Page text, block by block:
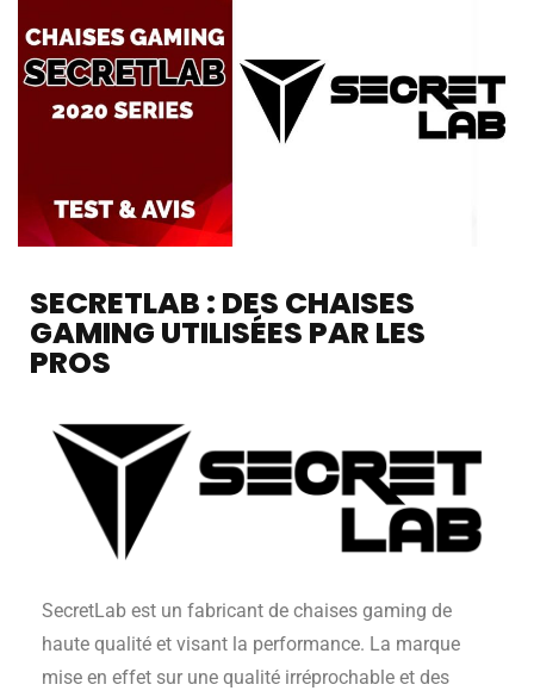
SECRETLAB : DES CHAISES
GAMING UTILISÉES PAR LES
PROS
SecretLab est un fabricant de chaises gaming de
haute qualité et visant la performance. La marque
mise en effet sur une qualité irréprochable et des